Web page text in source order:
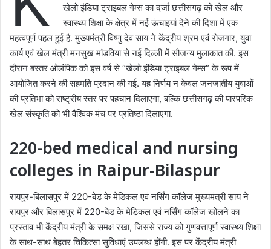
खेलो इंडिया ट्राइबल गेम्स का दर्जा छत्तीसगढ़ को खेल और
स्वास्थ्य शिक्षा के क्षेत्र में नई ऊंचाइयां देने की दिशा में एक
महत्वपूर्ण पहल हुई है. मुख्यमंत्री विष्णु देव साय ने केंद्रीय श्रम एवं रोजगार, युवा
कार्य एवं खेल मंत्री मनसुख मांडविया से नई दिल्ली में सौजन्य मुलाकात की. इस
दौरान बस्तर ओलंपिक को इस वर्ष से “खेलो इंडिया ट्राइबल गेम्स” के रूप में
आयोजित करने की सहमति प्रदान की गई. यह निर्णय न केवल जनजातीय युवाओं
की प्रतिभा को राष्ट्रीय स्तर पर पहचान दिलाएगा, बल्कि छत्तीसगढ़ की पारंपरिक
खेल संस्कृति को भी वैश्विक मंच पर प्रतिष्ठा दिलाएगा.
220-bed medical and nursing
colleges in Raipur-Bilaspur
रायपुर-बिलासपुर में 220-बेड के मेडिकल एवं नर्सिंग कॉलेज मुख्यमंत्री साय ने
रायपुर और बिलासपुर में 220-बेड के मेडिकल एवं नर्सिंग कॉलेज खोलने का
प्रस्ताव भी केंद्रीय मंत्री के समक्ष रखा, जिससे राज्य को गुणवत्तापूर्ण स्वास्थ्य शिक्षा
के साथ-साथ बेहतर चिकित्सा सुविधाएं उपलब्ध होंगी. इस पर केंद्रीय मंत्री